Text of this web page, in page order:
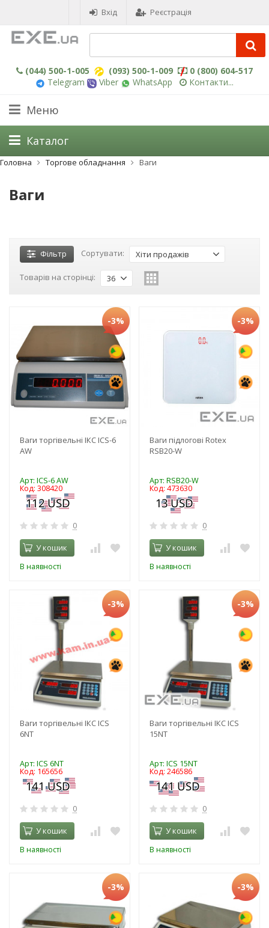
Вхід Реєстрація
(044) 500-1-005 (093) 500-1-009
0 (800) 604-517
Telegram
Viber WhatsApp Контакти...
Меню
Головна Торгове обладнання Ваги
Ваги
Фільтр Сортувати: Хіти продажів
Товарів на сторінці: 36
-3%
Ваги торгівельні ІКС ICS-6
AW
Арт: ICS-6 AW
Код: 308420
0
У кошик
В наявності
-3%
Ваги підлогові Rotex
RSB20-W
Арт: RSB20-W
Код: 473630
0
У кошик
В наявності
-3%
Ваги торгівельні ІКС ICS
6NT
Арт: ICS 6NT
Код: 165656
0
У кошик
В наявності
-3%
Ваги торгівельні ІКС ICS
15NT
Арт: ICS 15NT
Код: 246586
0
У кошик
В наявності
-3% -3%
Каталог